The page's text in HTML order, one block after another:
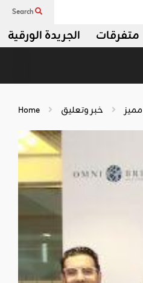
Search
الجريدة الورقية متفرقات
Home مميز خبر وتعليق